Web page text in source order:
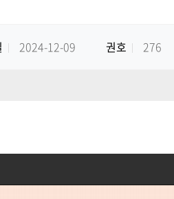
2024-12-09 권호 276